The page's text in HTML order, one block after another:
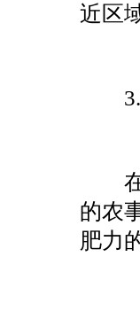
近区
在
的农
肥力